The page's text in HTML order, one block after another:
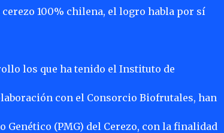
100% chilena, el logro habla por sí
los que ha tenido el Instituto de
con el Consorcio Biofrutales, han
Genético (PMG) del Cerezo, con la finalidad